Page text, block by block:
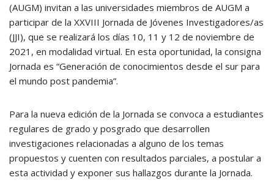
(AUGM) invitan a las universidades miembros de AUGM a
participar de la XXVIII Jornada de Jóvenes Investigadores/as
(JJI), que se realizará los días 10, 11 y 12 de noviembre de
2021, en modalidad virtual. En esta oportunidad, la consigna
Jornada es “Generación de conocimientos desde el sur para
el mundo post pandemia”.
Para la nueva edición de la Jornada se convoca a estudiantes
regulares de grado y posgrado que desarrollen
investigaciones relacionadas a alguno de los temas
propuestos y cuenten con resultados parciales, a postular a
esta actividad y exponer sus hallazgos durante la Jornada.